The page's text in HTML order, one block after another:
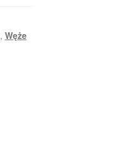
, Węże